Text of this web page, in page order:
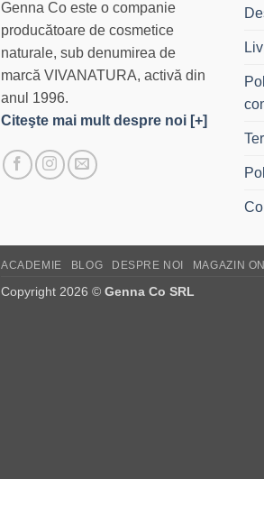
Genna Co este o companie
producătoare de cosmetice
naturale, sub denumirea de
marcă VIVANATURA, activă din
anul 1996.
Citeşte mai mult despre noi [+]
ACADEMIE BLOG DESPRE NOI MAGAZIN
Copyright 2026 © Genna Co SRL